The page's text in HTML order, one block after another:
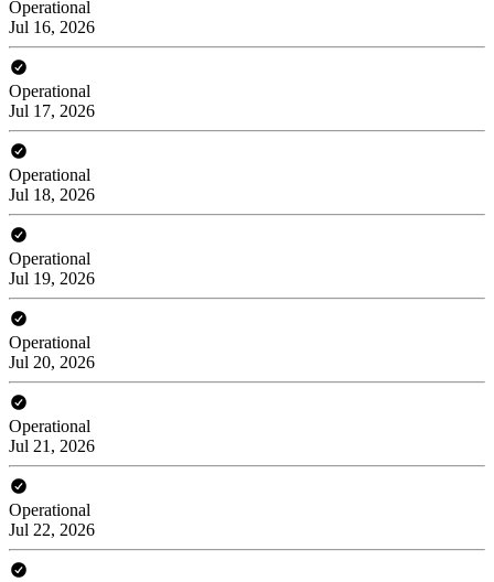
Operational
Jul 16, 2026
Operational
Jul 17, 2026
Operational
Jul 18, 2026
Operational
Jul 19, 2026
Operational
Jul 20, 2026
Operational
Jul 21, 2026
Operational
Jul 22, 2026